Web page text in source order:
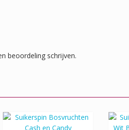
beoordeling schrijven.